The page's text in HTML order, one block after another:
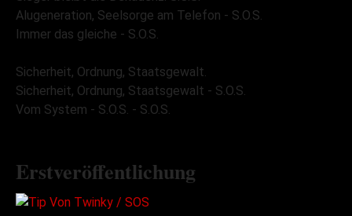
Alugeneration, Seelsorge am Telefon - S.O.S.
Immer das gleiche - S.O.S.
Sicherheit, Ordnung, Staatsgewalt.
Sicherheit, Ordnung, Staatsgewalt - S.O.S.
Vom System - S.O.S. - S.O.S.
Erstveröffentlichung